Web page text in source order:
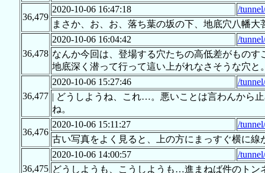
36,479
2020-10-06 16:47:18
/
まさか、お、お、落ち葉の坂の下、地底穴八幡
36,478
2020-10-06 16:04:42
/
なんか今回は、登場する穴たちの高低差がもの
地底深く潜って行って這い上がれなさそうな穴と
36,477
2020-10-06 15:27:46
/
| どうしようね、これ…。悪いことは言わんから
ね。
36,476
2020-10-06 15:11:27
/
古い写真をよく見ると、上の方にまっすぐ横に
36,475
2020-10-06 14:00:57
/
どうしようも、こうしようも…進まねば件のトン